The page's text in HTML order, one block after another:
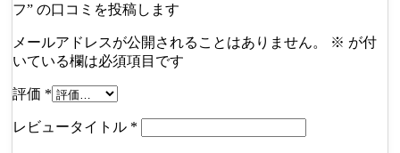
フ” の口コミを投稿します
メールアドレスが公開されることはありません。 ※ が付
いている欄は必須項目です
評価 *
レビュータイトル *